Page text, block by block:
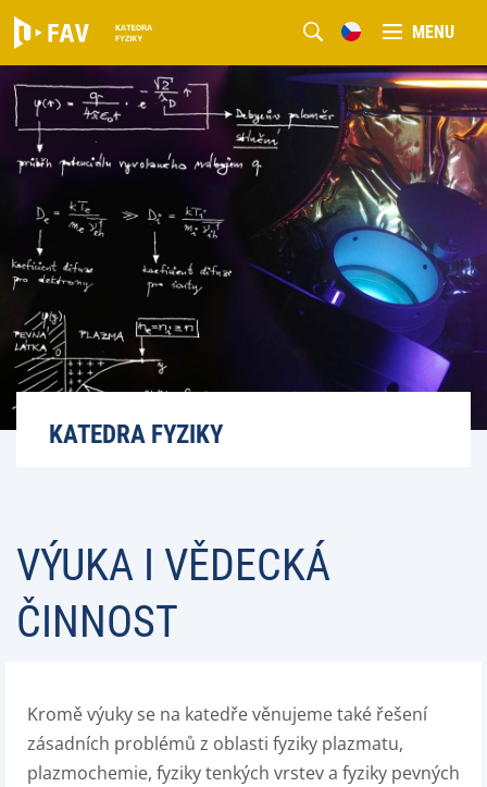
MENU
KATEDRA FYZIKY
VÝUKA I VĚDECKÁ
ČINNOST
Kromě výuky se na katedře věnujeme také řešení
zásadních problémů z oblasti fyziky plazmatu,
plazmochemie, fyziky tenkých vrstev a fyziky pevných